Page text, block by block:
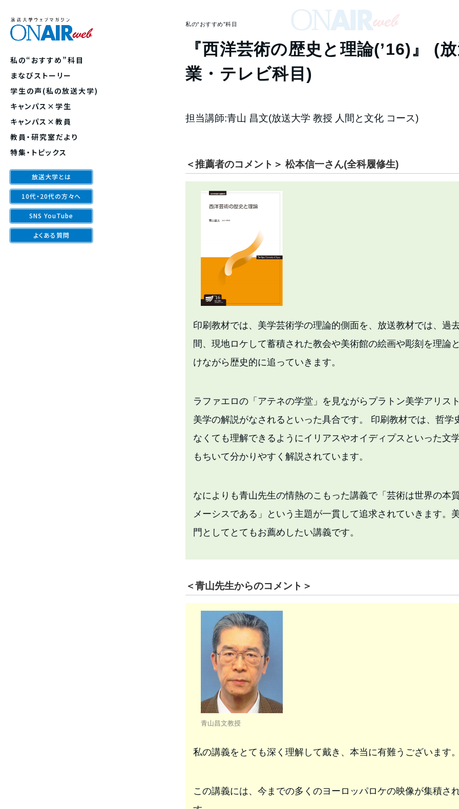
私の“おすすめ”科目
まなびストーリー
学生の声(私の放送大学)
キャンパス×学生
キャンパス×教員
教員・研究室だより
特集・トピックス
放送大学とは
10代・20代の方々へ
SNS YouTube
よくある質問
私の“おすすめ”科目
『西洋芸術の歴史と理論(’16)』 (
業・テレビ科目)
担当講師:⻘山 昌文(放送大学 教授 人間と文化 コース)
＜推薦者のコメント＞ 松本信一さん(全科履修生)
印刷教材では、美学芸術学の理論的側面を、放送教材では、過
間、現地ロケして蓄積された教会や美術館の絵画や彫刻を理論
けながら歴史的に追っていきます。
ラファエロの「アテネの学堂」を見ながらプラトン美学アリス
美学の解説がなされるといった具合です。 印刷教材では、哲学
なくても理解できるようにイリアスやオイディプスといった文
もちいて分かりやすく解説されています。
なによりも⻘山先生の情熱のこもった講義で「芸術は世界の本
メーシスである」という主題が一貫して追求されていきます。
門としてとてもお薦めしたい講義です。
＜青山先生からのコメント＞
青山昌文教授
私の講義をとても深く理解して戴き、本当に有難うございます。
この講義には、今までの多くのヨーロッパロケの映像が集積さ